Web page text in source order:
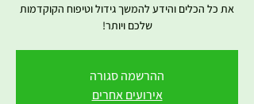
את כל הכלים והידע להמשך גידול וטיפוח הקוקדמות
שלכם ויותר!
ההרשמה סגורה
אירועים אחרים